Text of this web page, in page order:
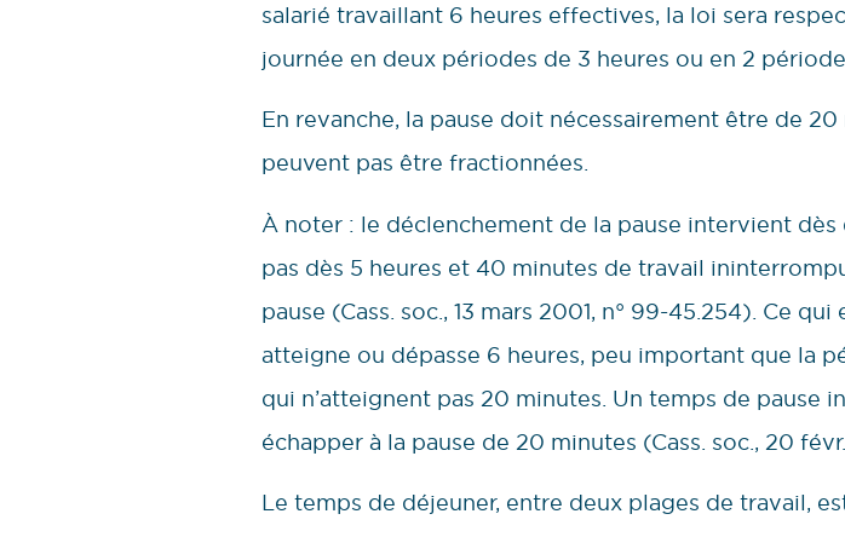
salarié travaillant 6 heures effectives, la loi sera
journée en deux périodes de 3 heures ou en 2
En revanche, la pause doit nécessairement être de
peuvent pas être fractionnées.
À noter : le déclenchement de la pause intervient
pas dès 5 heures et 40 minutes de travail
pause (Cass. soc., 13 mars 2001, n° 99-45.254). Ce
atteigne ou dépasse 6 heures, peu important que la
qui n’atteignent pas 20 minutes. Un temps de pause
échapper à la pause de 20 minutes (Cass. soc., 20 févr.
Le temps de déjeuner, entre deux plages de travail,